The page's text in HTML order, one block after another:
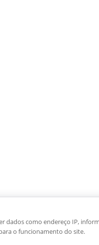
dados como endereço IP,
o funcionamento do site.